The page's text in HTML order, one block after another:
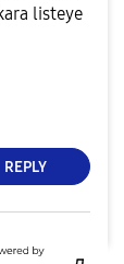
listeye
REPLY